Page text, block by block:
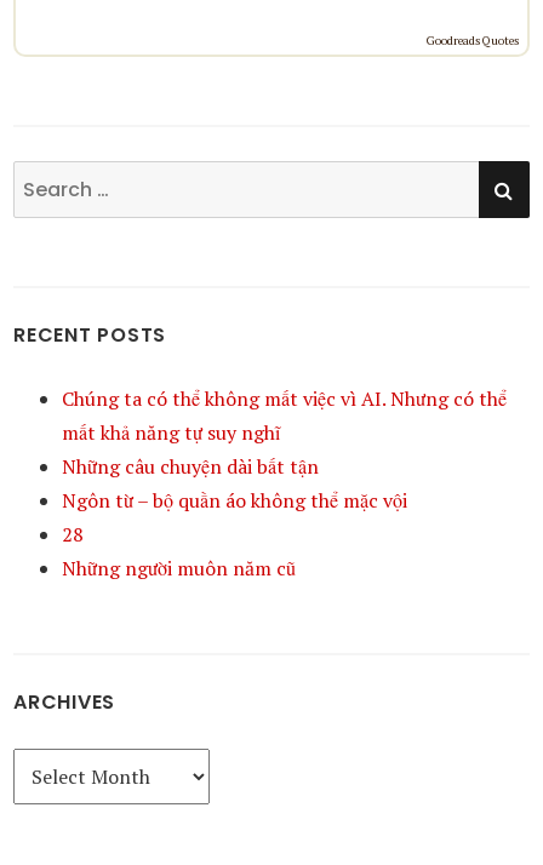
Goodreads Quotes
Search
for:
RECENT POSTS
Chúng ta có thể không mất việc vì AI. Nhưng có thể
mất khả năng tự suy nghĩ
Những câu chuyện dài bất tận
Ngôn từ – bộ quần áo không thể mặc vội
28
Những người muôn năm cũ
ARCHIVES
Archives